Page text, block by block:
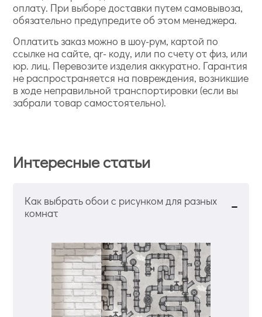
оплату. При выборе доставки путем самовывоза,
обязательно предупредите об этом менеджера.
Оплатить заказ можно в шоу-рум, картой по
ссылке на сайте, qr- коду, или по счету от физ, или
юр. лиц. Перевозите изделия аккуратно. Гарантия
не распространяется на повреждения, возникшие
в ходе неправильной транспортировки (если вы
забрали товар самостоятельно).
Интересные статьи
Как выбрать обои с рисунком для разных
комнат